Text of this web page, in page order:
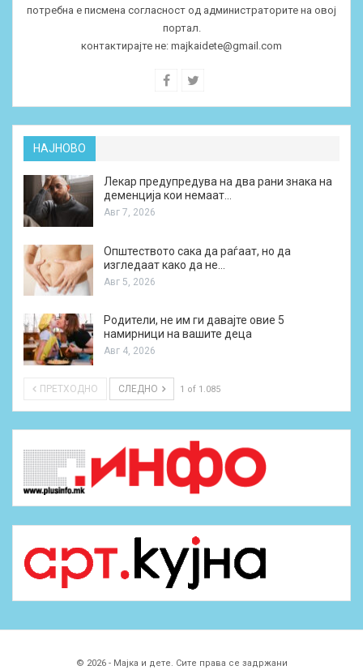
потребна е писмена согласност од администраторите на овој
портал.
контактирајте не: majkaidete@gmail.com
НАЈНОВО
Лекар предупредува на два рани знака на
деменција кои немаат…
Авг 7, 2026
Општеството сака да раѓаат, но да
изгледаат како да не…
Авг 5, 2026
Родители, не им ги давајте овие 5
намирници на вашите деца
Авг 4, 2026
ПРЕТХОДНО СЛЕДНО 1 of 1.085
© 2026 - Мајка и дете. Сите права се задржани